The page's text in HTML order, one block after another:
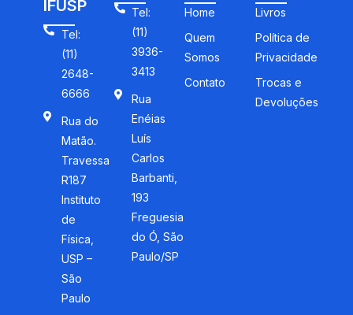
IFUSP
Tel:
(11)
2648-
6666
Rua do
Matão.
Travessa
R187
Instituto
de
Física,
USP –
São
Paulo
Tel:
(11)
3936-
3413
Rua
Enéias
Luís
Carlos
Barbanti,
193
Freguesia
do Ó, São
Paulo/SP
Home
Quem
Somos
Contato
Livros
Política de
Privacidade
Trocas e
Devoluções